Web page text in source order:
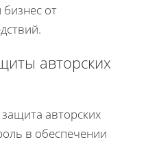
от
авторских
авторских
в обеспечении